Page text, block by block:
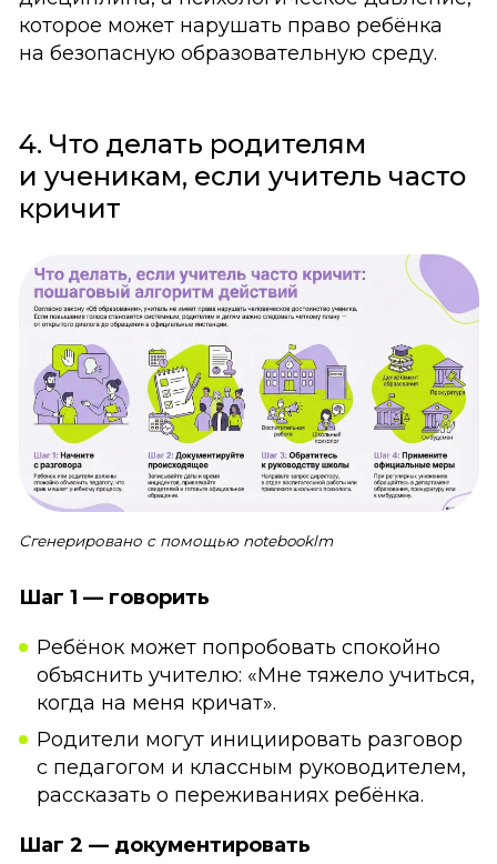
которое может нарушать право ребёнка
на безопасную образовательную среду.
4. Что делать родителям
и ученикам, если учитель часто
кричит
Сгенерировано с помощью notebooklm
Шаг 1 — говорить
Ребёнок может попробовать спокойно
объяснить учителю: «Мне тяжело учиться,
когда на меня кричат».
Родители могут инициировать разговор
с педагогом и классным руководителем,
рассказать о переживаниях ребёнка.
Шаг 2 — документировать